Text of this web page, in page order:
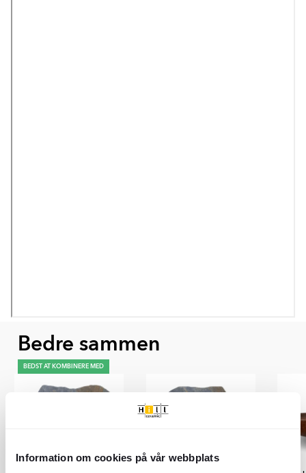
Information om cookies på vår webbplats
Bedre sammen
BEDST AT KOMBINERE MED